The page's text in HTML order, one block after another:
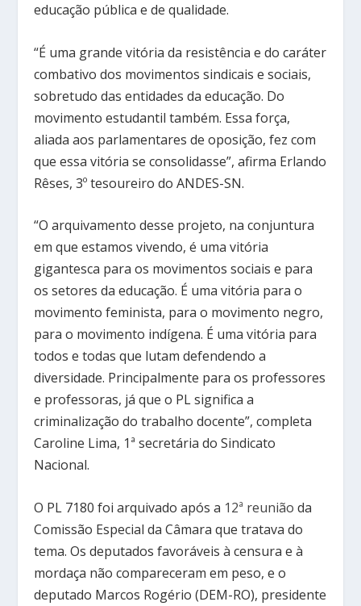
educação pública e de qualidade.
“É uma grande vitória da resistência e do caráter
combativo dos movimentos sindicais e sociais,
sobretudo das entidades da educação. Do
movimento estudantil também. Essa força,
aliada aos parlamentares de oposição, fez com
que essa vitória se consolidasse”, afirma Erlando
Rêses, 3º tesoureiro do ANDES-SN.
“O arquivamento desse projeto, na conjuntura
em que estamos vivendo, é uma vitória
gigantesca para os movimentos sociais e para
os setores da educação. É uma vitória para o
movimento feminista, para o movimento negro,
para o movimento indígena. É uma vitória para
todos e todas que lutam defendendo a
diversidade. Principalmente para os professores
e professoras, já que o PL significa a
criminalização do trabalho docente”, completa
Caroline Lima, 1ª secretária do Sindicato
Nacional.
O PL 7180 foi arquivado após a 12ª reunião da
Comissão Especial da Câmara que tratava do
tema. Os deputados favoráveis à censura e à
mordaça não compareceram em peso, e o
deputado Marcos Rogério (DEM-RO), presidente